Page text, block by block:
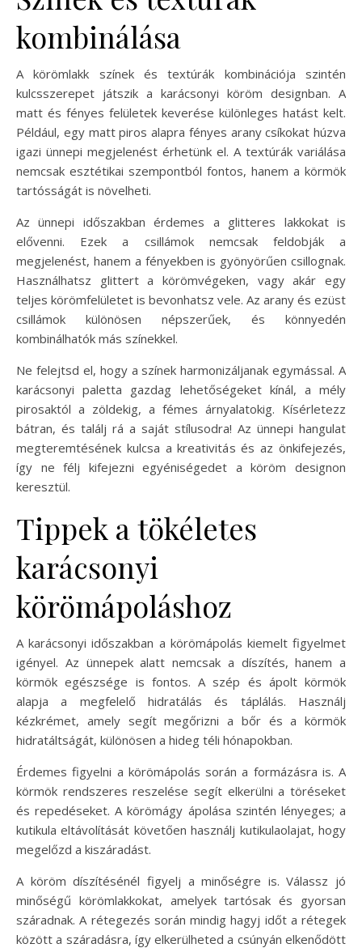
kombinálása
A körömlakk színek és textúrák kombinációja szintén
kulcsszerepet játszik a karácsonyi köröm designban. A
matt és fényes felületek keverése különleges hatást kelt.
Például, egy matt piros alapra fényes arany csíkokat húzva
igazi ünnepi megjelenést érhetünk el. A textúrák variálása
nemcsak esztétikai szempontból fontos, hanem a körmök
tartósságát is növelheti.
Az ünnepi időszakban érdemes a glitteres lakkokat is
elővenni. Ezek a csillámok nemcsak feldobják a
megjelenést, hanem a fényekben is gyönyörűen csillognak.
Használhatsz glittert a körömvégeken, vagy akár egy
teljes körömfelületet is bevonhatsz vele. Az arany és ezüst
csillámok különösen népszerűek, és könnyedén
kombinálhatók más színekkel.
Ne felejtsd el, hogy a színek harmonizáljanak egymással. A
karácsonyi paletta gazdag lehetőségeket kínál, a mély
pirosaktól a zöldekig, a fémes árnyalatokig. Kísérletezz
bátran, és találj rá a saját stílusodra! Az ünnepi hangulat
megteremtésének kulcsa a kreativitás és az önkifejezés,
így ne félj kifejezni egyéniségedet a köröm designon
keresztül.
Tippek a tökéletes
karácsonyi
körömápoláshoz
A karácsonyi időszakban a körömápolás kiemelt figyelmet
igényel. Az ünnepek alatt nemcsak a díszítés, hanem a
körmök egészsége is fontos. A szép és ápolt körmök
alapja a megfelelő hidratálás és táplálás. Használj
kézkrémet, amely segít megőrizni a bőr és a körmök
hidratáltságát, különösen a hideg téli hónapokban.
Érdemes figyelni a körömápolás során a formázásra is. A
körmök rendszeres reszelése segít elkerülni a töréseket
és repedéseket. A körömágy ápolása szintén lényeges; a
kutikula eltávolítását követően használj kutikulaolajat, hogy
megelőzd a kiszáradást.
A köröm díszítésénél figyelj a minőségre is. Válassz jó
minőségű körömlakkokat, amelyek tartósak és gyorsan
száradnak. A rétegezés során mindig hagyj időt a rétegek
között a száradásra, így elkerülheted a csúnyán elkenődött